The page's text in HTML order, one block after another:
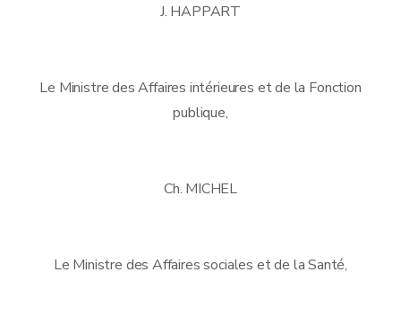
J. HAPPART
Le Ministre des Affaires intérieures et de la Fonction
publique,
Ch. MICHEL
Le Ministre des Affaires sociales et de la Santé,